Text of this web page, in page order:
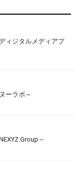
ィジタルメディアプ
ーラボ～
～